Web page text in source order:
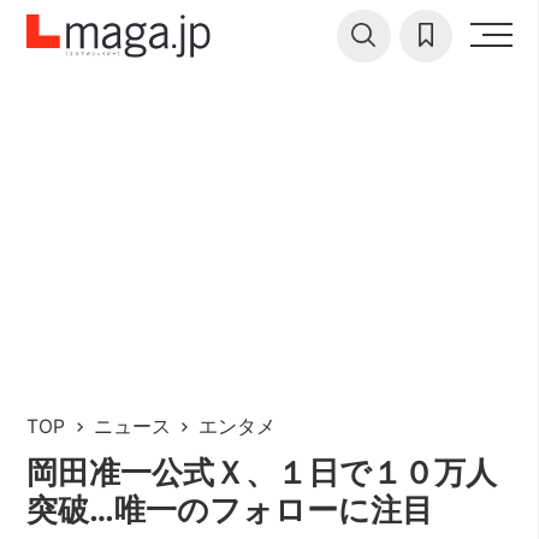
TOP ニュース エンタメ
岡田准一公式Ｘ、１日で１０万人
突破…唯一のフォローに注目